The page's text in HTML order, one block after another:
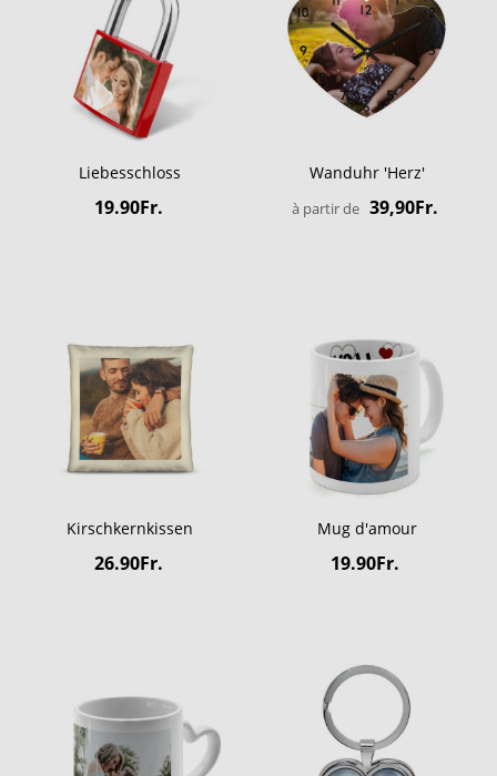
Liebesschloss
19.90Fr.
Wanduhr 'Herz'
à partir de 39,90Fr.
Kirschkernkissen
26.90Fr.
Mug d'amour
19.90Fr.